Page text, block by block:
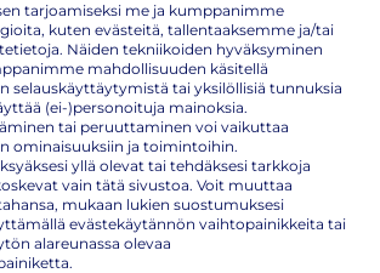
tarjoamiseksi me ja kumppanimme
kuten evästeitä, tallentaaksemme ja/tai
Näiden tekniikoiden hyväksyminen
mahdollisuuden käsitellä
selauskäyttäytymistä tai yksilöllisiä tunnuksia
(ei-)personoituja mainoksia.
tai peruuttaminen voi vaikuttaa
ominaisuuksiin ja toimintoihin.
yllä olevat tai tehdäksesi tarkkoja
vain tätä sivustoa. Voit muuttaa
mukaan lukien suostumuksesi
evästekäytännön vaihtopainikkeita tai
alareunassa olevaa
Suomi